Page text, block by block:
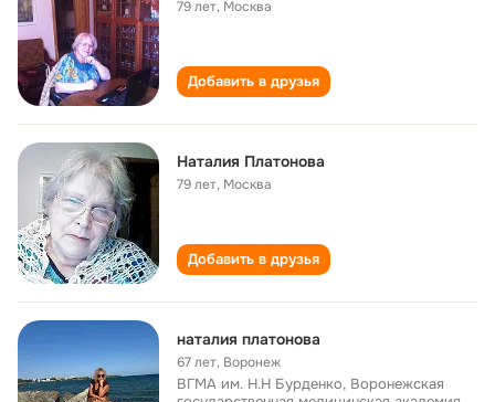
79 лет, Москва
Добавить в друзья
Наталия Платонова
79 лет, Москва
Добавить в друзья
наталия платонова
67 лет, Воронеж
ВГМА им. Н.Н Бурденко, Воронежская